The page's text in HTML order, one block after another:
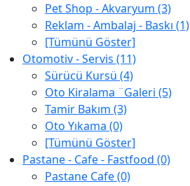
Pet Shop - Akvaryum (3)
Reklam - Ambalaj - Baskı (1)
[Tümünü Göster]
Otomotiv - Servis (11)
Sürücü Kursü (4)
Oto Kiralama ¨Galeri (5)
Tamir Bakım (3)
Oto Yıkama (0)
[Tümünü Göster]
Pastane - Cafe - Fastfood (0)
Pastane Cafe (0)